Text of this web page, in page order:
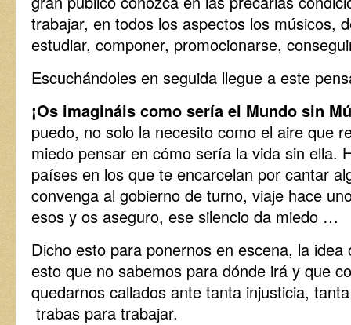
trabajar, en todos los aspectos los músicos,
estudiar, componer, promocionarse,
Escuchándoles en seguida llegue a este
¡Os imagináis como sería el Mundo sin
puedo, no solo la necesito como el aire que
miedo pensar en cómo sería la vida sin ella.
países en los que te encarcelan por cantar
convenga al gobierno de turno, viaje hace
esos y os aseguro, ese silencio da miedo …
Dicho esto para ponernos en escena, la
esto que no sabemos para dónde irá y que
quedarnos callados ante tanta injusticia,
trabas para trabajar.